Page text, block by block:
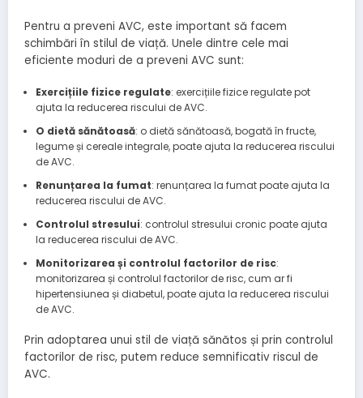
Pentru a preveni AVC, este important să facem
schimbări în stilul de viață. Unele dintre cele mai
eficiente moduri de a preveni AVC sunt:
Exercițiile fizice regulate: exercițiile fizice regulate pot
ajuta la reducerea riscului de AVC.
O dietă sănătoasă: o dietă sănătoasă, bogată în fructe,
legume și cereale integrale, poate ajuta la reducerea riscului
de AVC.
Renunțarea la fumat: renunțarea la fumat poate ajuta la
reducerea riscului de AVC.
Controlul stresului: controlul stresului cronic poate ajuta
la reducerea riscului de AVC.
Monitorizarea și controlul factorilor de risc:
monitorizarea și controlul factorilor de risc, cum ar fi
hipertensiunea și diabetul, poate ajuta la reducerea riscului
de AVC.
Prin adoptarea unui stil de viață sănătos și prin controlul
factorilor de risc, putem reduce semnificativ riscul de
AVC.